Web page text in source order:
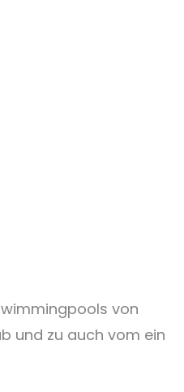
von
und zu auch vom ein